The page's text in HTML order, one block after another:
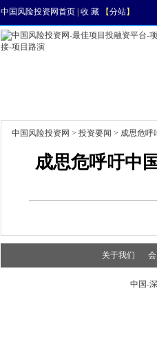
中国风险投资网首页 收 藏 【分站】
中国风险投资网 > 投资要闻 > 成思危呼
成思危呼吁中
关于我们
中国-